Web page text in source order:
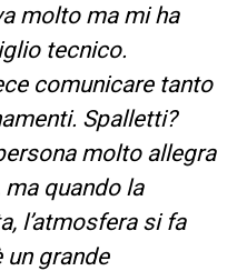
molto ma mi ha
tecnico.
comunicare tanto
Spalletti?
molto allegra
quando la
l’atmosfera si fa
un grande